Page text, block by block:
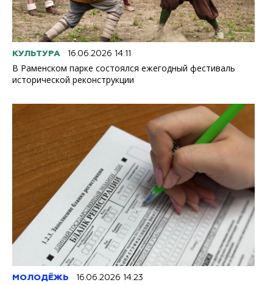
КУЛЬТУРА 16.06.2026 14:11
В Раменском парке состоялся ежегодный фестиваль
исторической реконструкции
МОЛОДЁЖЬ 16.06.2026 14:23